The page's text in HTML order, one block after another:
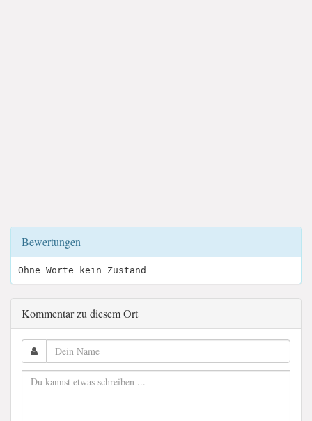
Bewertungen
Ohne Worte kein Zustand
Kommentar zu diesem Ort